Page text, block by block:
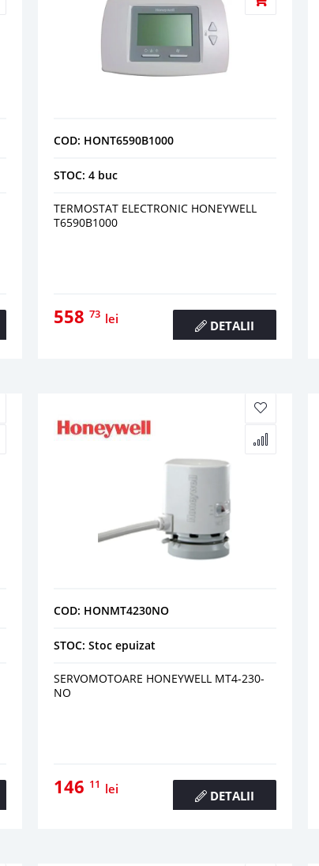
COD: HONT6590B1000
STOC: 4 buc
TERMOSTAT ELECTRONIC HONEYWELL
T6590B1000
558 73 lei DETALII
COD: HONMT4230NO
STOC: Stoc epuizat
SERVOMOTOARE HONEYWELL MT4-230-
NO
146 11 lei DETALII